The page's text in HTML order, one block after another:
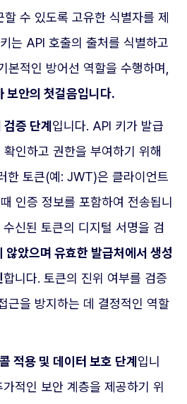
수 있도록 고유한 식별자를 제
는 API 호출의 출처를 식별하고
본적인 방어선 역할을 수행하며,
보안의 첫걸음입니다.
증 단계 입니다. API 키가 발급
인하고 권한을 부여하기 위해
한 토큰(예: JWT)은 클라이언트
인증 정보를 포함하여 전송됩니
신된 토큰의 디지털 서명을 검
않았으며 유효한 발급처에서 생성
합니다. 토큰의 진위 여부를 검증
근을 방지하는 데 결정적인 역할
적용 및 데이터 보호 단계 입니
적인 보안 계층을 제공하기 위